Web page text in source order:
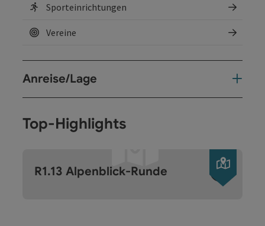
Sporteinrichtungen
Vereine
Anreise/Lage
Top-Highlights
R1.13 Alpenblick-Runde